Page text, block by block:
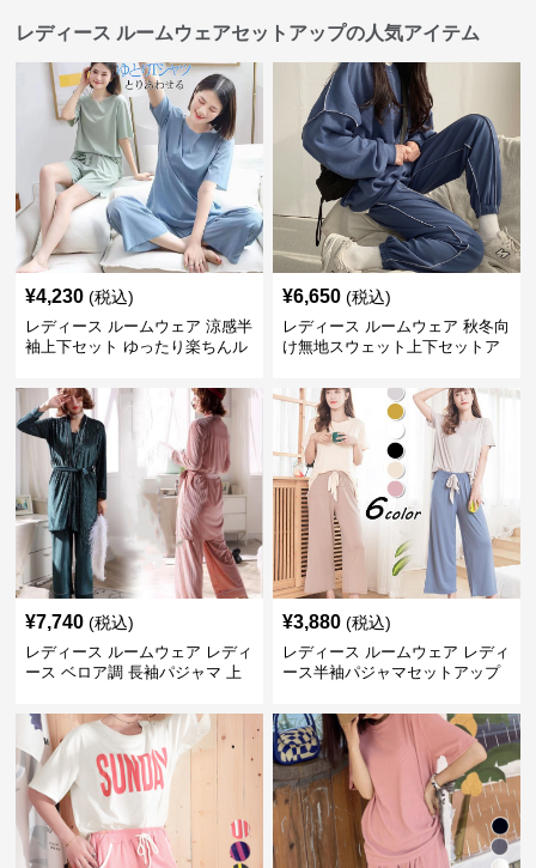
レディース ルームウェアセットアップの人気アイテム
¥4,230 (税込)
レディース ルームウェア 涼感半
袖上下セット ゆったり楽ちんル
¥6,650 (税込)
レディース ルームウェア 秋冬向
け無地スウェット上下セットア
¥7,740 (税込)
レディース ルームウェア レディ
ース ベロア調 長袖パジャマ 上
¥3,880 (税込)
レディース ルームウェア レディ
ース半袖パジャマセットアップ